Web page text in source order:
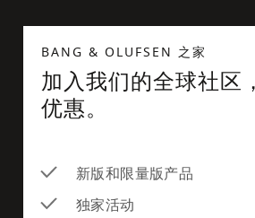
BANG & OLUFSEN 之家
加入我们的全球社区
优惠。
新版和限量版产品
独家活动